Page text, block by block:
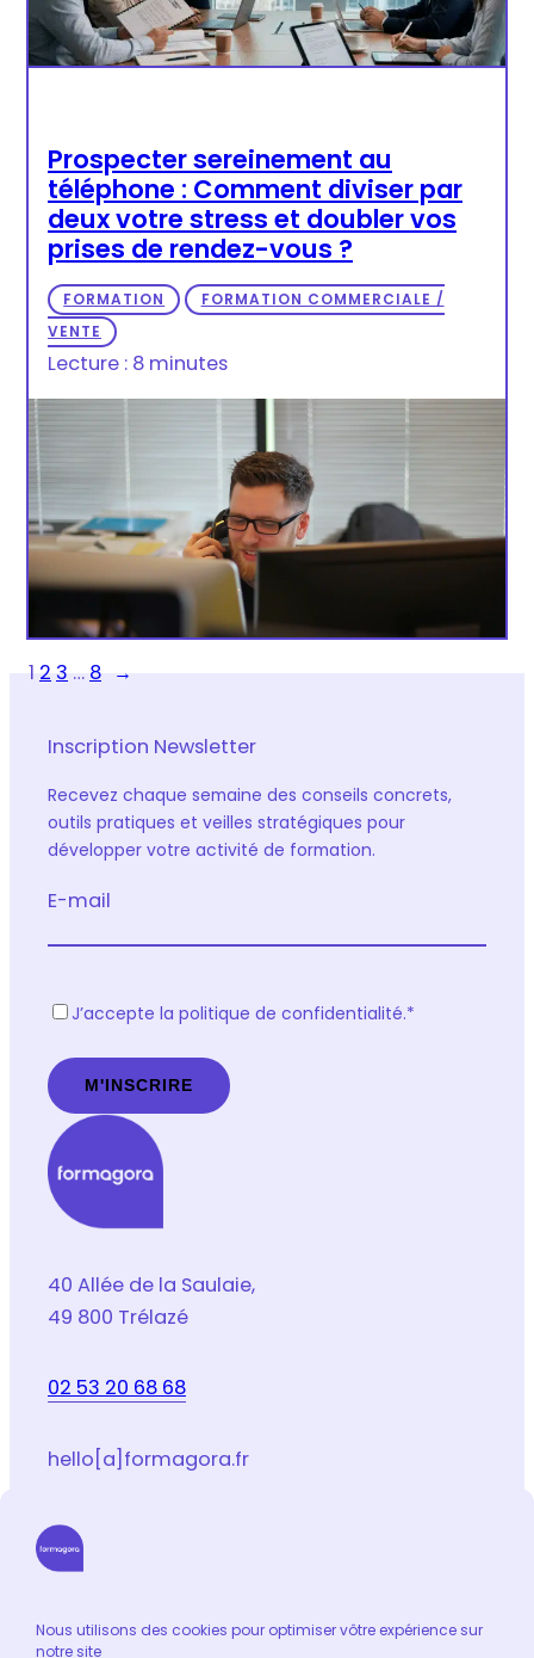
Nous utilisons des cookies pour optimiser vôtre expérience sur
notre site
Prospecter sereinement au
téléphone : Comment diviser par
deux votre stress et doubler vos
prises de rendez-vous ?
FORMATION
FORMATION COMMERCIALE /
VENTE
Lecture : 8 minutes
1 2 3 … 8 →
Inscription Newsletter
Recevez chaque semaine des conseils concrets,
outils pratiques et veilles stratégiques pour
développer votre activité de formation.
E-mail
R
P
D
*
J’accepte la politique de confidentialité.*
40 Allée de la Saulaie,
49 800 Trélazé
02 53 20 68 68
hello[a]formagora.fr
Suivez-nous sur les réseaux sociaux